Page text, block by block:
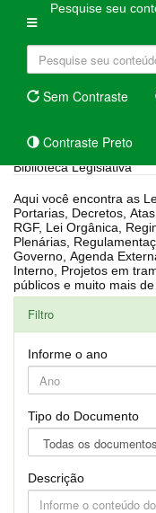
Pesquise seu
Sem Contraste
Contraste Preto
Biblioteca Legislativa
Aqui você encontra as Leis
Portarias, Decretos, Atas,
RGF, Lei Orgânica,
Plenárias,
Governo, Agenda Externa do presidente, Relatório do Controle
Interno, Projetos em tramitação na Câmara, Controle dos bens
públicos e muito
Filtro
Informe o ano
Tipo do Documento
Descrição